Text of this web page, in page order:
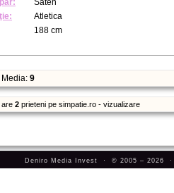
Saten
Atletica
188 cm
Media: 9
are 2 prieteni pe simpatie.ro - vizualizare
Deniro Media Invest · © 2005 – 2026